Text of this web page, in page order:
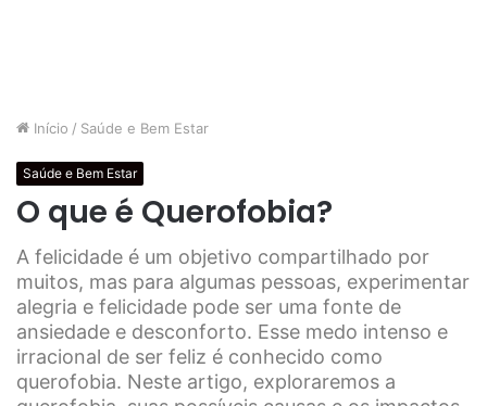
Início / Saúde e Bem Estar
Saúde e Bem Estar
O que é Querofobia?
A felicidade é um objetivo compartilhado por
muitos, mas para algumas pessoas, experimentar
alegria e felicidade pode ser uma fonte de
ansiedade e desconforto. Esse medo intenso e
irracional de ser feliz é conhecido como
querofobia. Neste artigo, exploraremos a